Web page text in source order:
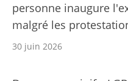
personne inaugure
malgré les
30 juin 2026